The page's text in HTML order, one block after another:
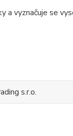
vyznačuje se
s.r.o.